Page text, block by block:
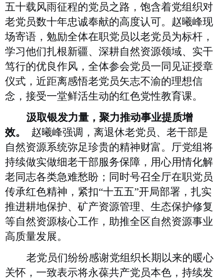
五十载风雨征程的党员之路，饱含着党组织对
老党员数十年忠诚奉献的高度认可。赵曦峰现
场寄语，勉励全体在职党员以老党员为标杆，
学习他们扎根新疆、深耕自然资源领域、实干
笃行的优良作风，全体参会党员一同见证授章
仪式，近距离感悟老党员矢志不渝的理想信
念，接受一堂鲜活生动的红色党性教育课。
汲取银发力量，聚力推动事业提质增
效。
赵曦峰强调，离退休老党员、老干部是
自然资源系统弥足珍贵的精神财富。厅党组将
持续做实做细老干部服务保障，用心用情化解
老同志各类急难愁盼；同时号召全厅在职党员
传承红色精神，紧扣“十五五”开局部署，扎实
推进耕地保护、矿产资源管理、生态保护修复
等自然资源核心工作，助推全区自然资源事业
高质量发展。
老党员们纷纷感谢党组织长期以来的暖心
关怀，一致表示将永葆共产党员本色，持续发